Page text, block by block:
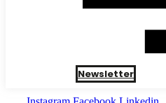
Newsletter